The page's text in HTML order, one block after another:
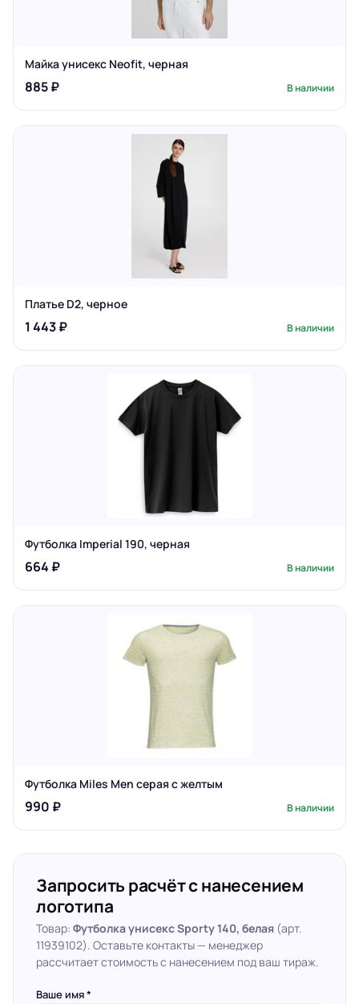
Майка унисекс Neofit, черная
885 ₽ В наличии
Платье D2, черное
1 443 ₽ В наличии
Футболка Imperial 190, черная
664 ₽ В наличии
Футболка Miles Men серая с желтым
990 ₽ В наличии
Запросить расчёт с нанесением
логотипа
Товар: Футболка унисекс Sporty 140, белая (арт.
11939102). Оставьте контакты — менеджер
рассчитает стоимость с нанесением под ваш тираж.
Ваше имя *